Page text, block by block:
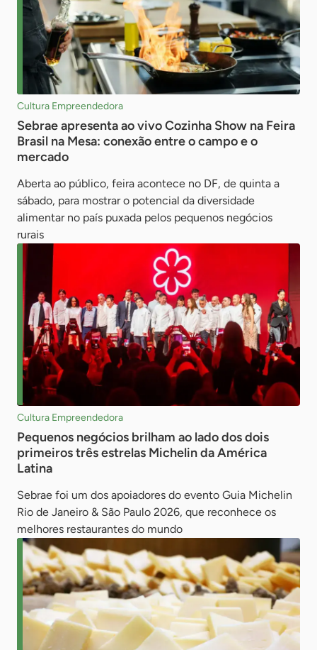
Cultura Empreendedora
Sebrae apresenta ao vivo Cozinha Show na Feira
Brasil na Mesa: conexão entre o campo e o
mercado
Aberta ao público, feira acontece no DF, de quinta a
sábado, para mostrar o potencial da diversidade
alimentar no país puxada pelos pequenos negócios
rurais
Cultura Empreendedora
Pequenos negócios brilham ao lado dos dois
primeiros três estrelas Michelin da América
Latina
Sebrae foi um dos apoiadores do evento Guia Michelin
Rio de Janeiro & São Paulo 2026, que reconhece os
melhores restaurantes do mundo